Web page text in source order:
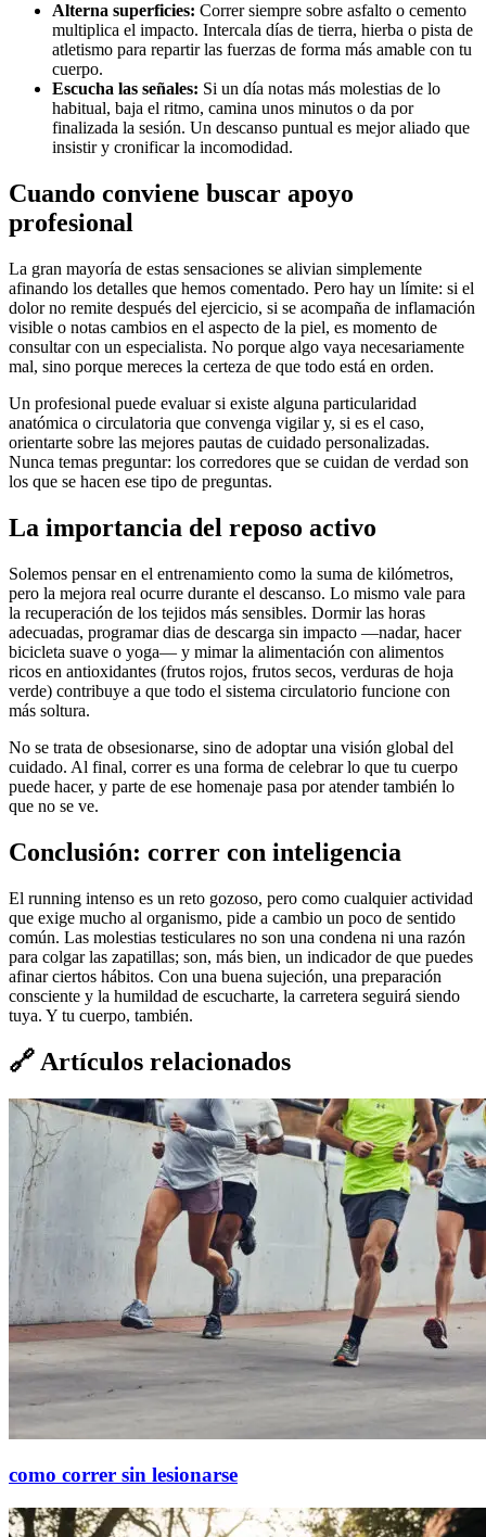
Alterna superficies: Correr siempre sobre asfalto o cemento
multiplica el impacto. Intercala días de tierra, hierba o pista de
atletismo para repartir las fuerzas de forma más amable con tu
cuerpo.
Escucha las señales: Si un día notas más molestias de lo
habitual, baja el ritmo, camina unos minutos o da por
finalizada la sesión. Un descanso puntual es mejor aliado que
insistir y cronificar la incomodidad.
Cuando conviene buscar apoyo
profesional
La gran mayoría de estas sensaciones se alivian simplemente
afinando los detalles que hemos comentado. Pero hay un límite: si el
dolor no remite después del ejercicio, si se acompaña de inflamación
visible o notas cambios en el aspecto de la piel, es momento de
consultar con un especialista. No porque algo vaya necesariamente
mal, sino porque mereces la certeza de que todo está en orden.
Un profesional puede evaluar si existe alguna particularidad
anatómica o circulatoria que convenga vigilar y, si es el caso,
orientarte sobre las mejores pautas de cuidado personalizadas.
Nunca temas preguntar: los corredores que se cuidan de verdad son
los que se hacen ese tipo de preguntas.
La importancia del reposo activo
Solemos pensar en el entrenamiento como la suma de kilómetros,
pero la mejora real ocurre durante el descanso. Lo mismo vale para
la recuperación de los tejidos más sensibles. Dormir las horas
adecuadas, programar dias de descarga sin impacto —nadar, hacer
bicicleta suave o yoga— y mimar la alimentación con alimentos
ricos en antioxidantes (frutos rojos, frutos secos, verduras de hoja
verde) contribuye a que todo el sistema circulatorio funcione con
más soltura.
No se trata de obsesionarse, sino de adoptar una visión global del
cuidado. Al final, correr es una forma de celebrar lo que tu cuerpo
puede hacer, y parte de ese homenaje pasa por atender también lo
que no se ve.
Conclusión: correr con inteligencia
El running intenso es un reto gozoso, pero como cualquier actividad
que exige mucho al organismo, pide a cambio un poco de sentido
común. Las molestias testiculares no son una condena ni una razón
para colgar las zapatillas; son, más bien, un indicador de que puedes
afinar ciertos hábitos. Con una buena sujeción, una preparación
consciente y la humildad de escucharte, la carretera seguirá siendo
tuya. Y tu cuerpo, también.
🔗 Artículos relacionados
como correr sin lesionarse